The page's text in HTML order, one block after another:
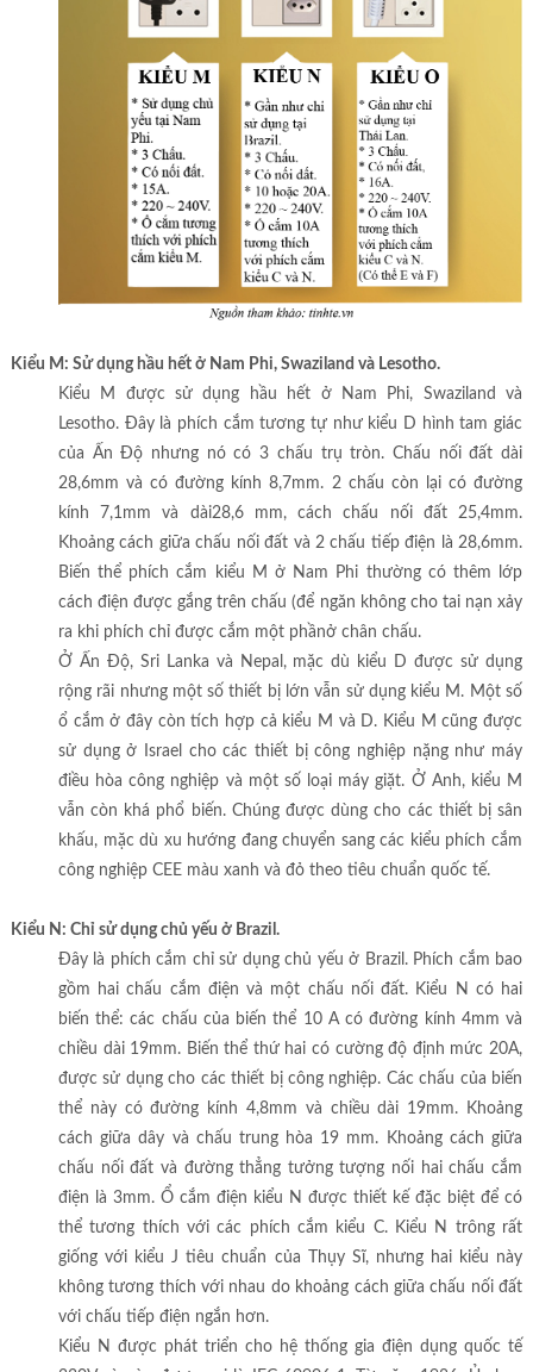
Kiểu M: Sử dụng hầu hết ở Nam Phi, Swaziland và Lesotho.
Kiểu M được sử dụng hầu hết ở Nam Phi, Swaziland và
Lesotho. Đây là phích cắm tương tự như kiểu D hình tam giác
của Ấn Độ nhưng nó có 3 chấu trụ tròn. Chấu nối đất dài
28,6mm và có đường kính 8,7mm. 2 chấu còn lại có đường
kính 7,1mm và dài28,6 mm, cách chấu nối đất 25,4mm.
Khoảng cách giữa chấu nối đất và 2 chấu tiếp điện là 28,6mm.
Biến thể phích cắm kiểu M ở Nam Phi thường có thêm lớp
cách điện được gắng trên chấu (để ngăn không cho tai nạn xảy
ra khi phích chỉ được cắm một phầnở chân chấu.
Ở Ấn Độ, Sri Lanka và Nepal, mặc dù kiểu D được sử dụng
rộng rãi nhưng một số thiết bị lớn vẫn sử dụng kiểu M. Một số
ổ cắm ở đây còn tích hợp cả kiểu M và D. Kiểu M cũng được
sử dụng ở Israel cho các thiết bị công nghiệp nặng như máy
điều hòa công nghiệp và một số loại máy giặt. Ở Anh, kiểu M
vẫn còn khá phổ biến. Chúng được dùng cho các thiết bị sân
khấu, mặc dù xu hướng đang chuyển sang các kiểu phích cắm
công nghiệp CEE màu xanh và đỏ theo tiêu chuẩn quốc tế.
Kiểu N: Chỉ sử dụng chủ yếu ở Brazil.
Đây là phích cắm chỉ sử dụng chủ yếu ở Brazil. Phích cắm bao
gồm hai chấu cắm điện và một chấu nối đất. Kiểu N có hai
biến thể: các chấu của biến thể 10 A có đường kính 4mm và
chiều dài 19mm. Biến thể thứ hai có cường độ định mức 20A,
được sử dụng cho các thiết bị công nghiệp. Các chấu của biến
thể này có đường kính 4,8mm và chiều dài 19mm. Khoảng
cách giữa dây và chấu trung hòa 19 mm. Khoảng cách giữa
chấu nối đất và đường thẳng tưởng tượng nối hai chấu cắm
điện là 3mm. Ổ cắm điện kiểu N được thiết kế đặc biệt để có
thể tương thích với các phích cắm kiểu C. Kiểu N trông rất
giống với kiểu J tiêu chuẩn của Thụy Sĩ, nhưng hai kiểu này
không tương thích với nhau do khoảng cách giữa chấu nối đất
với chấu tiếp điện ngắn hơn.
Kiểu N được phát triển cho hệ thống gia điện dụng quốc tế